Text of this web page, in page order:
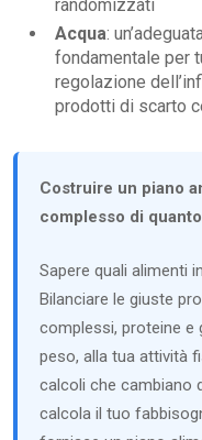
randomizzati
Acqua:
fondamentale per
regolazione
prodotti di scarto
Costruire un piano
complesso di
Sapere quali alimenti
Bilanciare le giuste
complessi, proteine
peso, alla tua attività
calcoli che cambiano
calcola il tuo